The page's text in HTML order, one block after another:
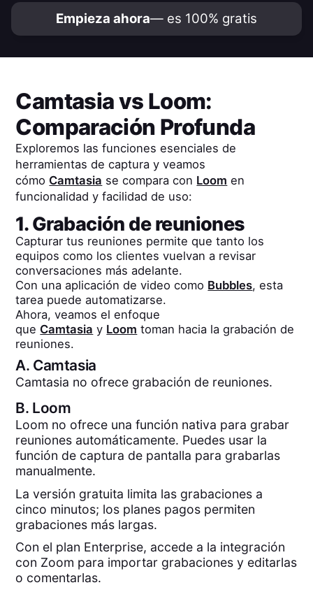
Empieza ahora— es 100% gratis
Camtasiavs Loom:
Comparación Profunda
Exploremos las funciones esenciales de
herramientas de captura y veamos
cómo Camtasia se compara con Loom en
funcionalidad y facilidad de uso:
1. Grabación de reuniones
Capturar tus reuniones permite que tanto los
equipos como los clientes vuelvan a revisar
conversaciones más adelante.
Con una aplicación de video como Bubbles, esta
tarea puede automatizarse.
Ahora, veamos el enfoque
que Camtasia y Loom toman hacia la grabación de
reuniones.
A. Camtasia
Camtasia no ofrece grabación de reuniones.
B. Loom
Loom no ofrece una función nativa para grabar
reuniones automáticamente. Puedes usar la
función de captura de pantalla para grabarlas
manualmente.
La versión gratuita limita las grabaciones a
cinco minutos; los planes pagos permiten
grabaciones más largas.
Con el plan Enterprise, accede a la integración
con Zoom para importar grabaciones y editarlas
o comentarlas.